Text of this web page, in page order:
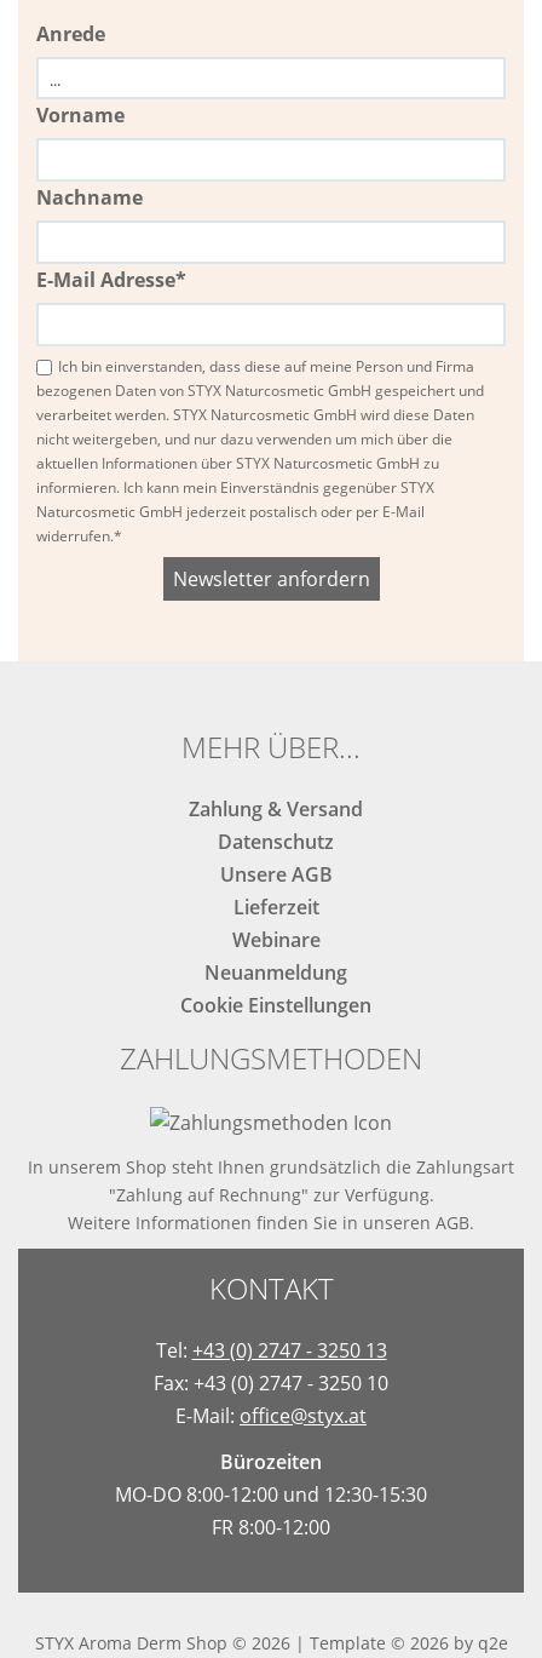
Anrede
Vorname
Nachname
E-Mail Adresse*
Ich bin einverstanden, dass diese auf meine Person und Firma
bezogenen Daten von STYX Naturcosmetic GmbH gespeichert und
verarbeitet werden. STYX Naturcosmetic GmbH wird diese Daten
nicht weitergeben, und nur dazu verwenden um mich über die
aktuellen Informationen über STYX Naturcosmetic GmbH zu
informieren. Ich kann mein Einverständnis gegenüber STYX
Naturcosmetic GmbH jederzeit postalisch oder per E-Mail
widerrufen.*
MEHR ÜBER...
Zahlung & Versand
Datenschutz
Unsere AGB
Lieferzeit
Webinare
Neuanmeldung
Cookie Einstellungen
ZAHLUNGSMETHODEN
In unserem Shop steht Ihnen grundsätzlich die Zahlungsart
"Zahlung auf Rechnung" zur Verfügung.
Weitere Informationen finden Sie in unseren AGB.
KONTAKT
Tel: +43 (0) 2747 - 3250 13
Fax: +43 (0) 2747 - 3250 10
E-Mail: office@styx.at
Bürozeiten
MO-DO 8:00-12:00 und 12:30-15:30
FR 8:00-12:00
STYX Aroma Derm Shop © 2026 | Template © 2026 by q2e